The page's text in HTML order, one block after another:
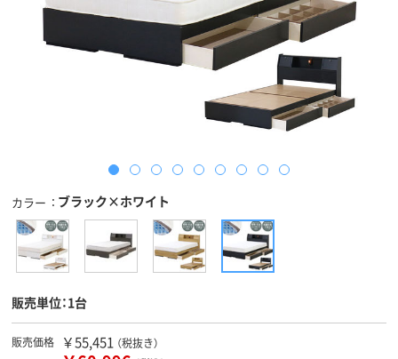
カラー ブラック×ホワイト
販売単位：1台
販売価格 ￥55,451 （税抜き）